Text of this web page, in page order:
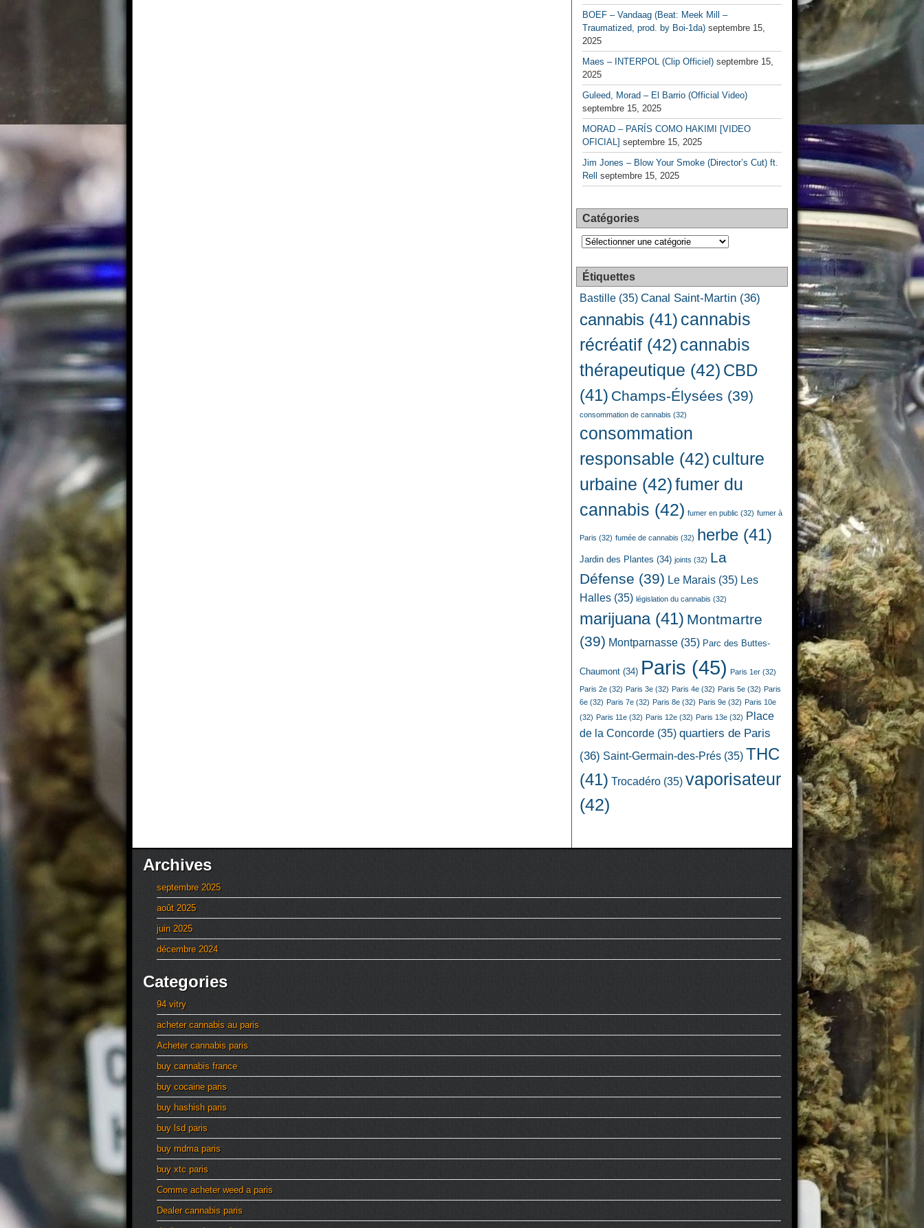
BOEF – Vandaag (Beat: Meek Mill –
Traumatized, prod. by Boi-1da) septembre 15,
2025
Maes – INTERPOL (Clip Officiel) septembre 15,
2025
Guleed, Morad – El Barrio (Official Video)
septembre 15, 2025
MORAD – PARÍS COMO HAKIMI [VIDEO
OFICIAL] septembre 15, 2025
Jim Jones – Blow Your Smoke (Director’s Cut) ft.
Rell
septembre 15, 2025
Catégories
Catégories
Étiquettes
Bastille (35) Canal Saint-Martin (36)
cannabis (41) cannabis
récréatif (42) cannabis
thérapeutique (42) CBD
(41) Champs-Élysées (39)
consommation de cannabis (32)
consommation
responsable (42) culture
urbaine (42)fumer du
cannabis (42) fumer en public (32) fumer à
Paris (32) fumée de cannabis (32) herbe (41)
Jardin des Plantes (34) joints (32) La
Défense (39) Le Marais (35) Les
Halles (35) législation du cannabis (32)
marijuana(41) Montmartre
(39) Montparnasse (35) Parc des Buttes-
Chaumont (34) Paris (45) Paris 1er (32)
Paris 2e (32) Paris 3e (32) Paris 4e (32) Paris 5e (32) Paris
6e (32) Paris 7e (32) Paris 8e (32) Paris 9e (32) Paris 10e
(32) Paris 11e (32) Paris 12e (32) Paris 13e (32) Place
de la Concorde (35) quartiers de Paris
(36) Saint-Germain-des-Prés (35) THC
(41) Trocadéro (35) vaporisateur
(42)
Archives
septembre 2025
août 2025
juin 2025
décembre 2024
Categories
94 vitry
acheter cannabis au paris
Acheter cannabis paris
buy cannabis france
buy cocaine paris
buy hashish paris
buy lsd paris
buy mdma paris
buy xtc paris
Comme acheter weed a paris
Dealer cannabis paris